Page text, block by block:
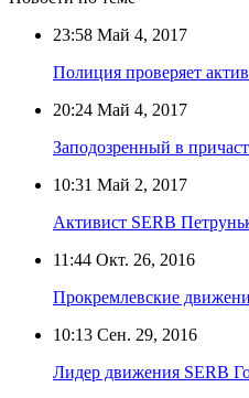
23:58 Май 4, 2017
Полиция проверяет
20:24 Май 4, 2017
Заподозренный в
10:31 Май 2, 2017
Активист SERB
11:44 Окт. 26, 2016
Прокремлевские
10:13 Сен. 29, 2016
Лидер движения SERB